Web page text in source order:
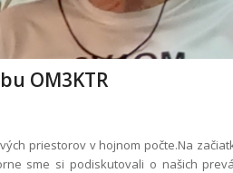
OM3KTR
priestorov v hojnom počte.Na
sme si podiskutovali o našich